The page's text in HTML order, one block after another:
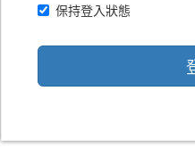
保持登入狀態